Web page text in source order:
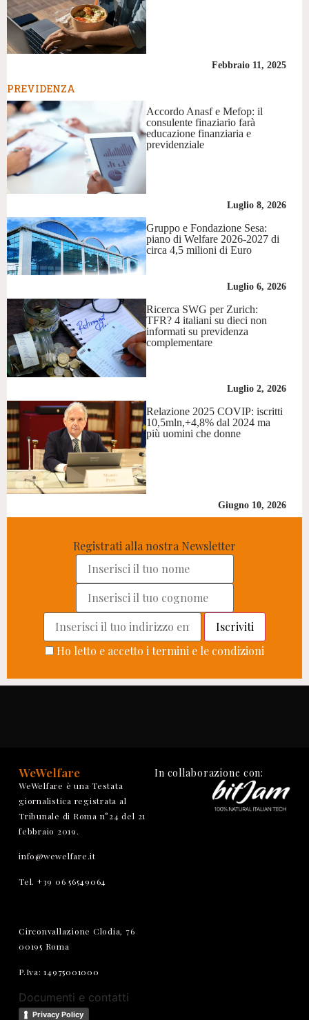
Febbraio 11, 2025
PREVIDENZA
Accordo Anasf e Mefop: il
consulente finaziario farà
educazione finanziaria e
previdenziale
Luglio 8, 2026
Gruppo e Fondazione Sesa:
piano di Welfare 2026-2027 di
circa 4,5 milioni di Euro
Luglio 6, 2026
Ricerca SWG per Zurich:
TFR? 4 italiani su dieci non
informati su previdenza
complementare
Luglio 2, 2026
Relazione 2025 COVIP: iscritti
10,5mln,+4,8% dal 2024 ma
più uomini che donne
Giugno 10, 2026
Registrati alla nostra Newsletter
Ho letto e accetto i termini e le condizioni
WeWelfare
WeWelfare è una Testata
giornalistica registrata al
Tribunale di Roma n°24 del 21
febbraio 2019.
info@wewelfare.it
Tel. +39 06 56549064
Circonvallazione Clodia, 76
00195 Roma
P.Iva: 14975001000
Documenti e contatti
Privacy Policy
In collaborazione con: